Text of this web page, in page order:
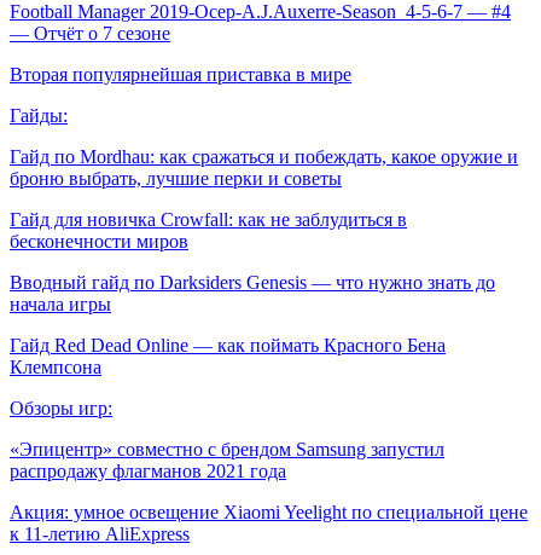
Football Manager 2019-Осер-A.J.Auxerre-Season_4-5-6-7 — #4
— Отчёт о 7 сезоне
Вторая популярнейшая приставка в мире
Гайды:
Гайд по Mordhau: как сражаться и побеждать, какое оружие и
броню выбрать, лучшие перки и советы
Гайд для новичка Crowfall: как не заблудиться в
бесконечности миров
Вводный гайд по Darksiders Genesis — что нужно знать до
начала игры
Гайд Red Dead Online — как поймать Красного Бена
Клемпсона
Обзоры игр:
«Эпицентр» совместно с брендом Samsung запустил
распродажу флагманов 2021 года
Акция: умное освещение Xiaomi Yeelight по специальной цене
к 11-летию AliExpress